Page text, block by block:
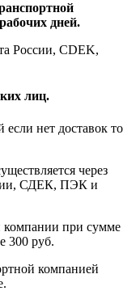
дней.
России, CDEK,
лиц.
нет доставок то
через
СДЕК, ПЭК и
при сумме
300 руб.
компанией